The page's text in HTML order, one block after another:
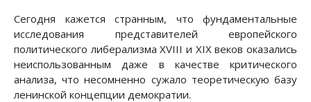
Сегодня кажется странным, что фундаментальные
исследования представителей европейского
политического либерализма XVIII и XIX веков оказались
неиспользованным даже в качестве критического
анализа, что несомненно сужало теоретическую базу
ленинской концепции демократии.